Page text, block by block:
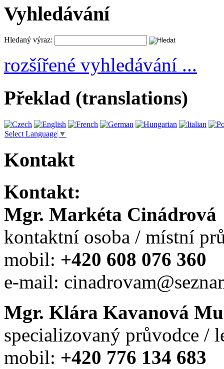
Vyhledávání
Hledaný výraz:
rozšířené vyhledávání ...
Překlad (translations)
Select Language ▼
Kontakt
Kontakt:
Mgr. Markéta Cinádrová
kontaktní osoba / místní
mobil: +420 608 076 360
e-mail:
Mgr. Klára Kavanová
specializovaný průvodce /
mobil: +420 776 134 683